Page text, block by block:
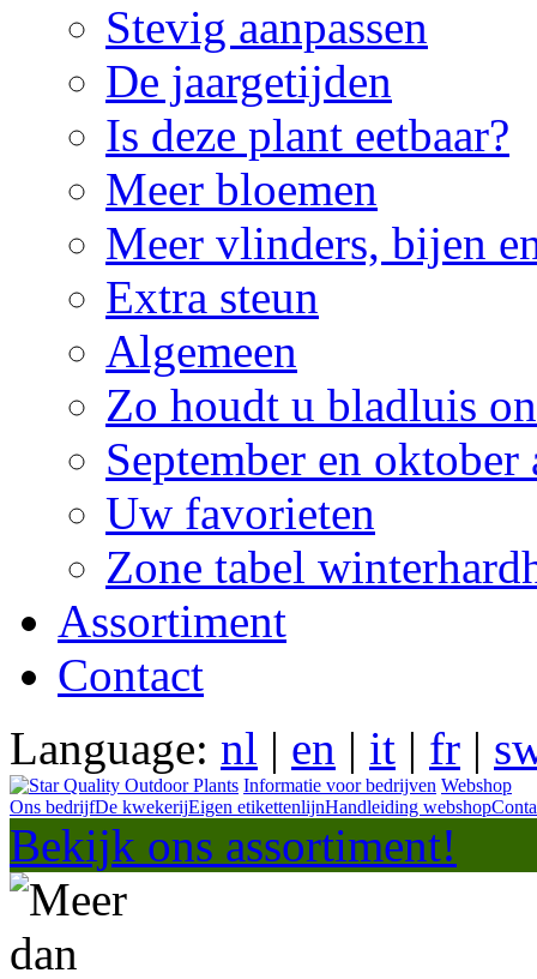
Stevig aanpassen
De jaargetijden
Is deze plant eetbaar?
Meer bloemen
Meer vlinders, bijen
Extra steun
Algemeen
Zo houdt u bladluis
September en
Uw favorieten
Zone tabel
Assortiment
Contact
Language: nl | en | it | fr |
Informatie voor bedrijven Webshop
Ons bedrijfDe kwekerijEigen etikettenlijnHandleiding webshop
Bekijk ons assortiment!